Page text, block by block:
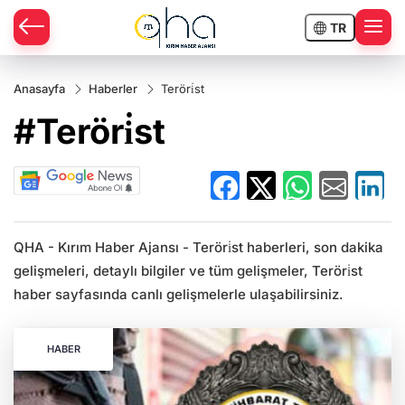
TR
Anasayfa Haberler Teröri̇st
#Teröri̇st
QHA - Kırım Haber Ajansı - Teröri̇st haberleri, son dakika
gelişmeleri, detaylı bilgiler ve tüm gelişmeler, Teröri̇st
haber sayfasında canlı gelişmelerle ulaşabilirsiniz.
HABER